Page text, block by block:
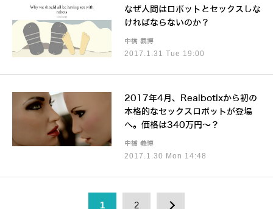
2017.1.31 Tue 19:00
なぜ人間はロボットとセックスしな
ければならないのか？
中橋 義博
2017.1.30 Mon 14:48
2017年4月、Realbotixから初の
本格的なセックスロボットが登場
へ。価格は340万円～？
中橋 義博
1 2